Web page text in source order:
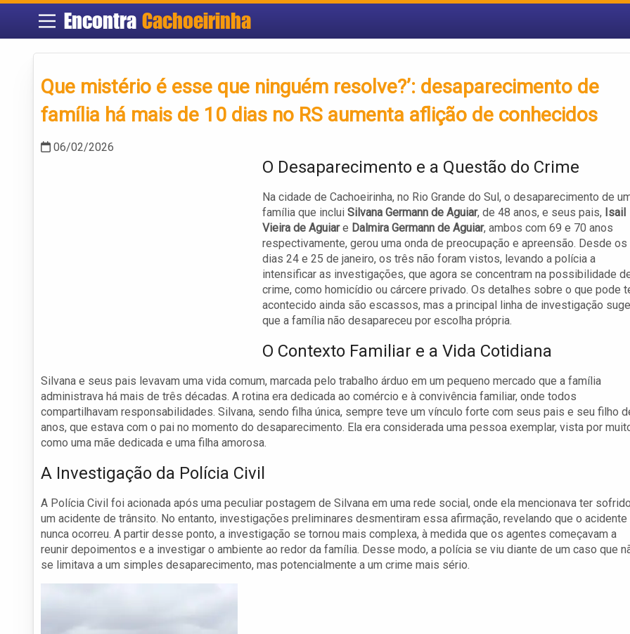
Encontra Cachoeirinha
Que mistério é esse que ninguém resolve?’: desaparecimento de
família há mais de 10 dias no RS aumenta aflição de conhecidos
06/02/2026
O Desaparecimento e a Questão do Crime
Na cidade de Cachoeirinha, no Rio Grande do Sul, o desaparecimento de
família que inclui Silvana Germann de Aguiar, de 48 anos, e seus pais, Isail
Vieira de Aguiare Dalmira Germann de Aguiar, ambos com 69 e 70 anos
respectivamente, gerou uma onda de preocupação e apreensão. Desde os
dias 24 e 25 de janeiro, os três não foram vistos, levando a polícia a
intensificar as investigações, que agora se concentram na possibilidade
crime, como homicídio ou cárcere privado. Os detalhes sobre o que pode
acontecido ainda são escassos, mas a principal linha de investigação
que a família não desapareceu por escolha própria.
O Contexto Familiar e a Vida Cotidiana
Silvana e seus pais levavam uma vida comum, marcada pelo trabalho árduo em um pequeno mercado que a família
administrava há mais de três décadas. A rotina era dedicada ao comércio e à convivência familiar, onde todos
compartilhavam responsabilidades. Silvana, sendo filha única, sempre teve um vínculo forte com seus pais e seu filho
anos, que estava com o pai no momento do desaparecimento. Ela era considerada uma pessoa exemplar, vista por
como uma mãe dedicada e uma filha amorosa.
A Investigação da Polícia Civil
A Polícia Civil foi acionada após uma peculiar postagem de Silvana em uma rede social, onde ela mencionava ter
um acidente de trânsito. No entanto, investigações preliminares desmentiram essa afirmação, revelando que o acidente
nunca ocorreu. A partir desse ponto, a investigação se tornou mais complexa, à medida que os agentes começavam a
reunir depoimentos e a investigar o ambiente ao redor da família. Desse modo, a polícia se viu diante de um caso que
se limitava a um simples desaparecimento, mas potencialmente a um crime mais sério.